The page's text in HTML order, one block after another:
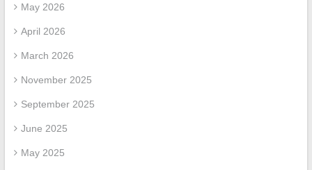
May 2026
April 2026
March 2026
November 2025
September 2025
June 2025
May 2025